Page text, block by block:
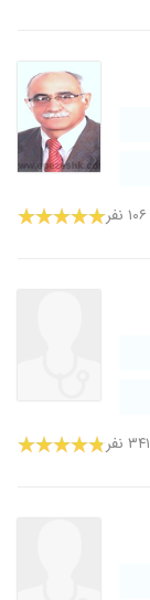
۱۰۶ نفر
۳۴۱ نفر